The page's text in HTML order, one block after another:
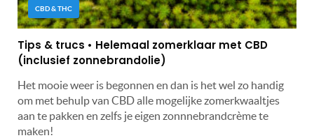
CBD & THC
Tips & trucs • Helemaal zomerklaar met CBD
(inclusief zonnebrandolie)
Het mooie weer is begonnen en dan is het wel zo handig
om met behulp van CBD alle mogelijke zomerkwaaltjes
aan te pakken en zelfs je eigen zonnnebrandcrème te
maken!